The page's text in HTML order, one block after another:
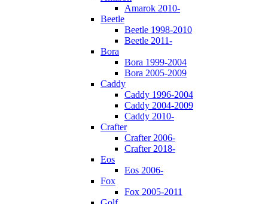
Amarok 2010-
Beetle
Beetle 1998-2010
Beetle 2011-
Bora
Bora 1999-2004
Bora 2005-2009
Caddy
Caddy 1996-2004
Caddy 2004-2009
Caddy 2010-
Crafter
Crafter 2006-
Crafter 2018-
Eos
Eos 2006-
Fox
Fox 2005-2011